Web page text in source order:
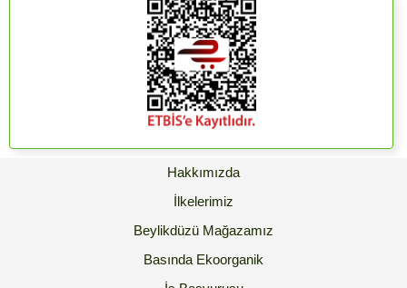
Hakkımızda
İlkelerimiz
Beylikdüzü Mağazamız
Basında Ekoorganik